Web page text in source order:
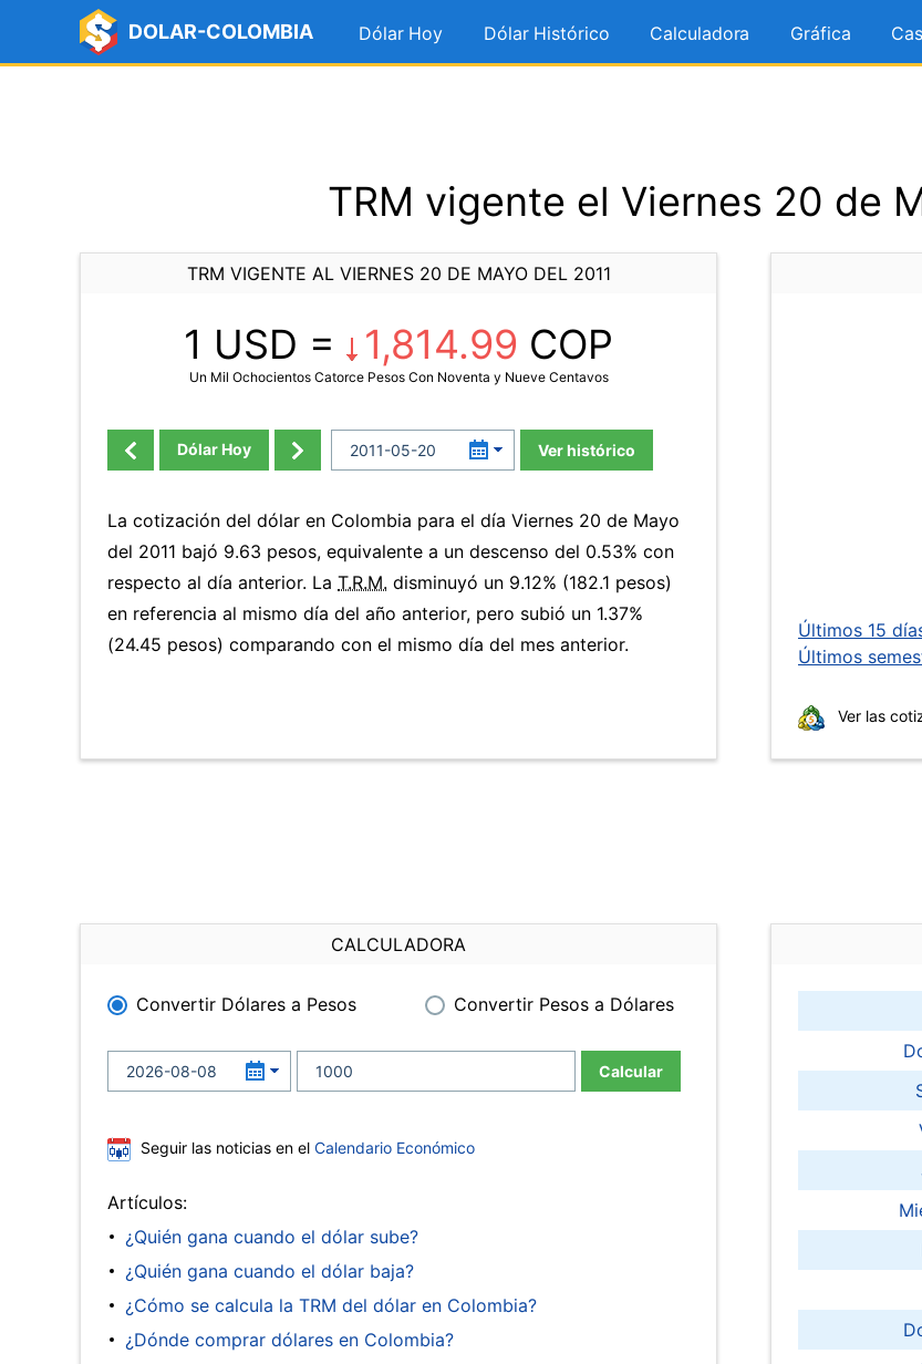
DOLAR-COLOMBIA Dólar Hoy Dólar Histórico Calculadora Gráfica
TRM vigente el Viernes 20 de
TRM VIGENTE AL VIERNES 20 DE MAYO DEL 2011
1 USD = 1,814.99 COP
Un Mil Ochocientos Catorce Pesos Con Noventa y Nueve Centavos
Dólar Hoy Ver histórico
La cotización del dólar en Colombia para el día Viernes 20 de Mayo
del 2011 bajó 9.63 pesos, equivalente a un descenso del 0.53% con
respecto al día anterior. La T.R.M. disminuyó un 9.12% (182.1 pesos)
en referencia al mismo día del año anterior, pero subió un 1.37%
(24.45 pesos) comparando con el mismo día del mes anterior.
Últimos 15
Últimos
Ver las
CALCULADORA
Convertir Dólares a Pesos Convertir Pesos a Dólares
Calcular
Seguir las noticias en el Calendario Económico
Artículos:
¿Quién gana cuando el dólar sube?
¿Quién gana cuando el dólar baja?
¿Cómo se calcula la TRM del dólar en Colombia?
¿Dónde comprar dólares en Colombia?